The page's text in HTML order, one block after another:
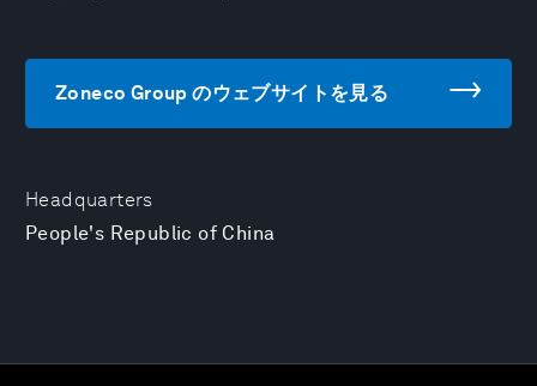
Headquarters
People's Republic of China
Zoneco Group のウェブサイトを見る